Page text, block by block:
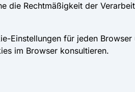
die Rechtmäßigkeit der
Einstellungen für jeden
im Browser konsultieren.